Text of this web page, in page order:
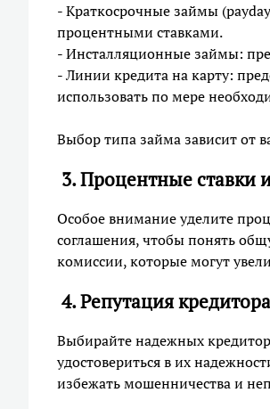
- Краткосрочные займы
процентными ставками.
- Инсталляционные займы:
- Линии кредита на карту:
использовать по мере
Выбор типа займа зависит от
3. Процентные ставки
Особое внимание уделите
соглашения, чтобы понять
комиссии, которые могут
4. Репутация кредитора
Выбирайте надежных
удостовериться в их
избежать мошенничества и